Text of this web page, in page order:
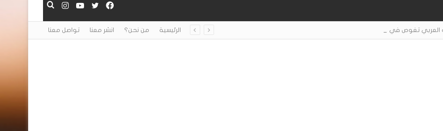
بحث
انستقراميوتيوبتويتر
فيسبوك
العربي تغوص في هشاشة الحب وصراعات الذات الرئيسية من نحن؟ انشر معنا تواصل معنا